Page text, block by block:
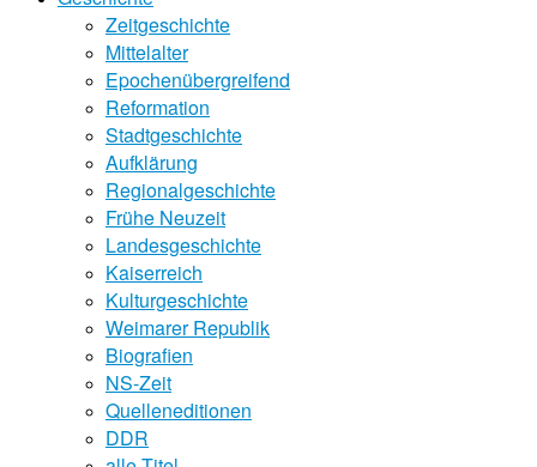
Zeitgeschichte
Mittelalter
Epochenübergreifend
Reformation
Stadtgeschichte
Aufklärung
Regionalgeschichte
Frühe Neuzeit
Landesgeschichte
Kaiserreich
Kulturgeschichte
Weimarer Republik
Biografien
NS-Zeit
Quelleneditionen
DDR